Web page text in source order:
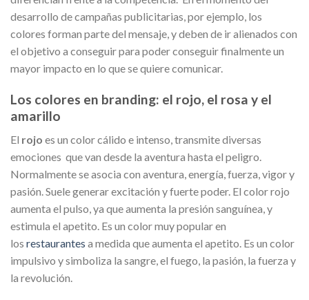
desarrollo de campañas publicitarias, por ejemplo, los
colores forman parte del mensaje, y deben de ir alienados con
el objetivo a conseguir para poder conseguir finalmente un
mayor impacto en lo que se quiere comunicar.
Los colores en branding: el rojo, el rosa y el
amarillo
El rojo es un color cálido e intenso, transmite diversas
emociones que van desde la aventura hasta el peligro.
Normalmente se asocia con aventura, energía, fuerza, vigor y
pasión. Suele generar excitación y fuerte poder. El color rojo
aumenta el pulso, ya que aumenta la presión sanguínea, y
estimula el apetito. Es un color muy popular en
los restaurantes a medida que aumenta el apetito. Es un color
impulsivo y simboliza la sangre, el fuego, la pasión, la fuerza y
la revolución.